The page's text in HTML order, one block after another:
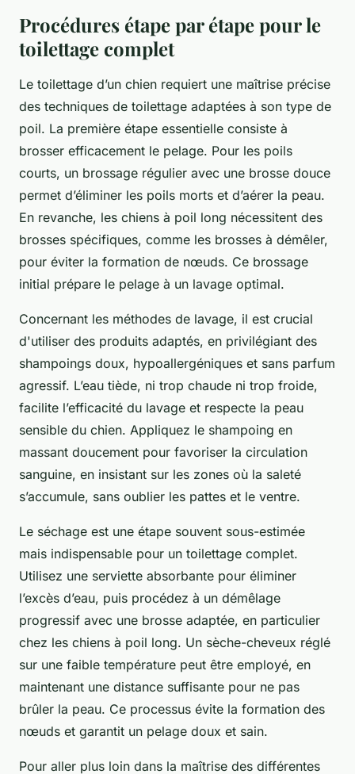
Procédures étape par étape pour le
toilettage complet
Le toilettage d’un chien requiert une maîtrise précise
des techniques de toilettage adaptées à son type de
poil. La première étape essentielle consiste à
brosser efficacement le pelage. Pour les poils
courts, un brossage régulier avec une brosse douce
permet d’éliminer les poils morts et d’aérer la peau.
En revanche, les chiens à poil long nécessitent des
brosses spécifiques, comme les brosses à démêler,
pour éviter la formation de nœuds. Ce brossage
initial prépare le pelage à un lavage optimal.
Concernant les méthodes de lavage, il est crucial
d'utiliser des produits adaptés, en privilégiant des
shampoings doux, hypoallergéniques et sans parfum
agressif. L’eau tiède, ni trop chaude ni trop froide,
facilite l’efficacité du lavage et respecte la peau
sensible du chien. Appliquez le shampoing en
massant doucement pour favoriser la circulation
sanguine, en insistant sur les zones où la saleté
s’accumule, sans oublier les pattes et le ventre.
Le séchage est une étape souvent sous-estimée
mais indispensable pour un toilettage complet.
Utilisez une serviette absorbante pour éliminer
l’excès d’eau, puis procédez à un démêlage
progressif avec une brosse adaptée, en particulier
chez les chiens à poil long. Un sèche-cheveux réglé
sur une faible température peut être employé, en
maintenant une distance suffisante pour ne pas
brûler la peau. Ce processus évite la formation des
nœuds et garantit un pelage doux et sain.
Pour aller plus loin dans la maîtrise des différentes